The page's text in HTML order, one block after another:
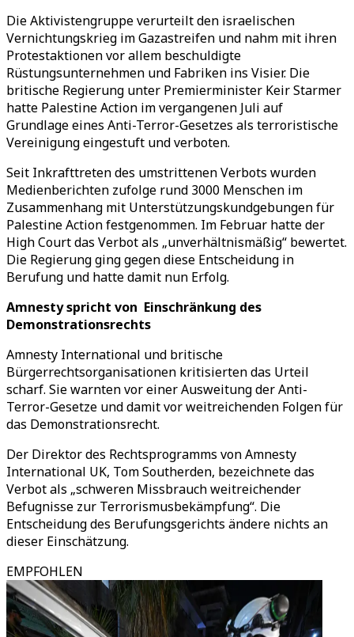
Die Aktivistengruppe verurteilt den israelischen
Vernichtungskrieg im Gazastreifen und nahm mit ihren
Protestaktionen vor allem beschuldigte
Rüstungsunternehmen und Fabriken ins Visier. Die
britische Regierung unter Premierminister Keir Starmer
hatte Palestine Action im vergangenen Juli auf
Grundlage eines Anti-Terror-Gesetzes als terroristische
Vereinigung eingestuft und verboten.
Seit Inkrafttreten des umstrittenen Verbots wurden
Medienberichten zufolge rund 3000 Menschen im
Zusammenhang mit Unterstützungskundgebungen für
Palestine Action festgenommen. Im Februar hatte der
High Court das Verbot als „unverhältnismäßig“ bewertet.
Die Regierung ging gegen diese Entscheidung in
Berufung und hatte damit nun Erfolg.
Amnesty spricht von Einschränkung des
Demonstrationsrechts
Amnesty International und britische
Bürgerrechtsorganisationen kritisierten das Urteil
scharf. Sie warnten vor einer Ausweitung der Anti-
Terror-Gesetze und damit vor weitreichenden Folgen für
das Demonstrationsrecht.
Der Direktor des Rechtsprogramms von Amnesty
International UK, Tom Southerden, bezeichnete das
Verbot als „schweren Missbrauch weitreichender
Befugnisse zur Terrorismusbekämpfung“. Die
Entscheidung des Berufungsgerichts ändere nichts an
dieser Einschätzung.
EMPFOHLEN